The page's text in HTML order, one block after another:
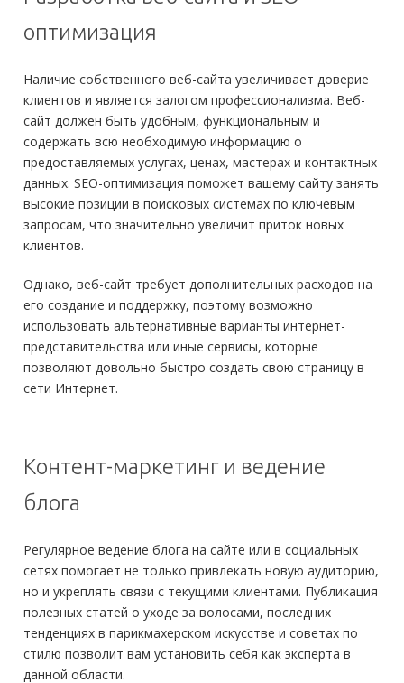
оптимизация
Наличие собственного веб-сайта увеличивает доверие
клиентов и является залогом профессионализма. Веб-
сайт должен быть удобным, функциональным и
содержать всю необходимую информацию о
предоставляемых услугах, ценах, мастерах и контактных
данных. SEO-оптимизация поможет вашему сайту занять
высокие позиции в поисковых системах по ключевым
запросам, что значительно увеличит приток новых
клиентов.
Однако, веб-сайт требует дополнительных расходов на
его создание и поддержку, поэтому возможно
использовать альтернативные варианты интернет-
представительства или иные сервисы, которые
позволяют довольно быстро создать свою страницу в
сети Интернет.
Контент-маркетинг и ведение
блога
Регулярное ведение блога на сайте или в социальных
сетях помогает не только привлекать новую аудиторию,
но и укреплять связи с текущими клиентами. Публикация
полезных статей о уходе за волосами, последних
тенденциях в парикмахерском искусстве и советах по
стилю позволит вам установить себя как эксперта в
данной области.